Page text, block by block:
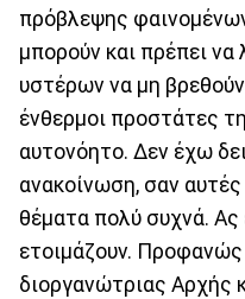
πρόβλεψης
μπορούν και πρέπει
υστέρων να μη βρεθούν
ένθερμοι προστάτες
αυτονόητο. Δεν έχω
ανακοίνωση, σαν
θέματα πολύ συχνά.
ετοιμάζουν.
διοργανώτριας Αρχής